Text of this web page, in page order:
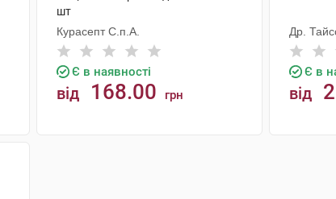
шт
Курасепт С.п.А.
Є в наявності
від 168.00 грн
Др.
Є в
від